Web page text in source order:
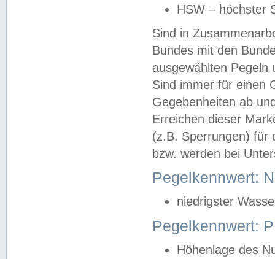
HSW – höchster
Sind in
Bundes mit den
ausgewählten
Sind immer für einen
Gegebenheiten ab
Erreichen dieser
(z.B. Sperrungen) für
bzw. werden bei
Pegelkennwert:
niedrigster
Pegelkennwert:
Höhenlage des